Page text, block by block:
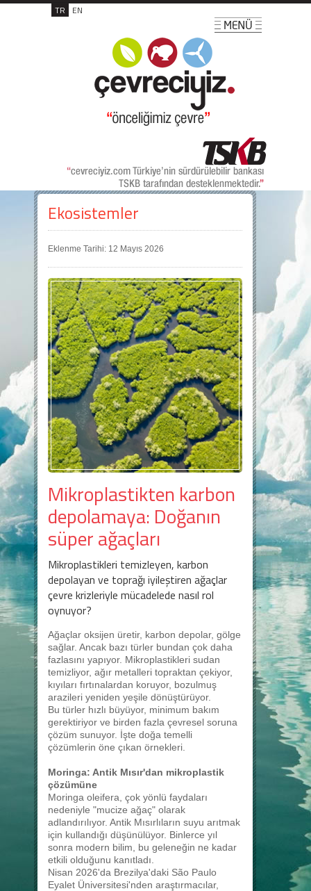
TR EN
Ekosistemler
Eklenme Tarihi: 12 Mayıs 2026
Mikroplastikten karbon
depolamaya: Doğanın
süper ağaçları
Mikroplastikleri temizleyen, karbon
depolayan ve toprağı iyileştiren ağaçlar
çevre krizleriyle mücadelede nasıl rol
oynuyor?
Ağaçlar oksijen üretir, karbon depolar, gölge
sağlar. Ancak bazı türler bundan çok daha
fazlasını yapıyor. Mikroplastikleri sudan
temizliyor, ağır metalleri topraktan çekiyor,
kıyıları fırtınalardan koruyor, bozulmuş
arazileri yeniden yeşile dönüştürüyor.
Bu türler hızlı büyüyor, minimum bakım
gerektiriyor ve birden fazla çevresel soruna
çözüm sunuyor. İşte doğa temelli
çözümlerin öne çıkan örnekleri.
Moringa: Antik Mısır'dan mikroplastik
çözümüne
Moringa oleifera, çok yönlü faydaları
nedeniyle "mucize ağaç" olarak
adlandırılıyor. Antik Mısırlıların suyu arıtmak
için kullandığı düşünülüyor. Binlerce yıl
sonra modern bilim, bu geleneğin ne kadar
etkili olduğunu kanıtladı.
Nisan 2026'da Brezilya'daki São Paulo
Eyalet Üniversitesi'nden araştırmacılar,